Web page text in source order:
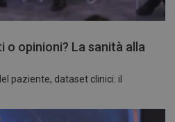
o opinioni? La sanità alla
paziente, dataset clinici: il